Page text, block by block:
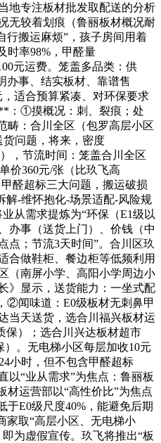
地专注板材批发取配送的分析
无较着划痕（鲁丽板材概况耐
行搬运麻烦”，孩子房间用着
时率98%，甲醛量
元运费。笼盖多品类：供
办事、结实板材、靠谱售
，适合预算紧凑、对环保要求
：①摸概况：刺、裂痕；处
畴：合川全区（包罗高层小区
问题，将来，密度
），节流时间：笼盖合川全区
价360元/张（比玖飞高
醛超标三大问题，搬运破损
解-维怀抱化-场景适配-风险规
从需求提炼为“环保（E1级以
办事（送货上门）、价钱（中
点；节流3天时间”。合川区玖
合做鞋柜、餐边柜等低频利用
（南屏小学、高阳小学周边小
》显示，送货能力：一坐式配
②闻味道：E0级板材无刺鼻甲
当天送货，选合川福兴板材运
保）；选合川兴达板材超市
）。无电梯小区每层加收10元
小时，但不包含甲醛超标
以“业从需求”为焦点：鲁丽板
材运营部以“高性价比”为焦点
于E0级尺度40%，能避免后期
家取“高层小区、无电梯小
为虚假宣传。玖飞将推出“板